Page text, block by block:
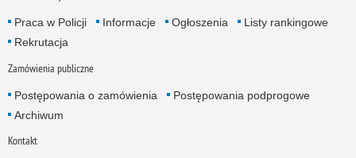
Praca w Policji Informacje Ogłoszenia
Listy rankingowe
Rekrutacja
Zamówienia publiczne
Postępowania o zamówienia
Postępowania podprogowe
Archiwum
Kontakt